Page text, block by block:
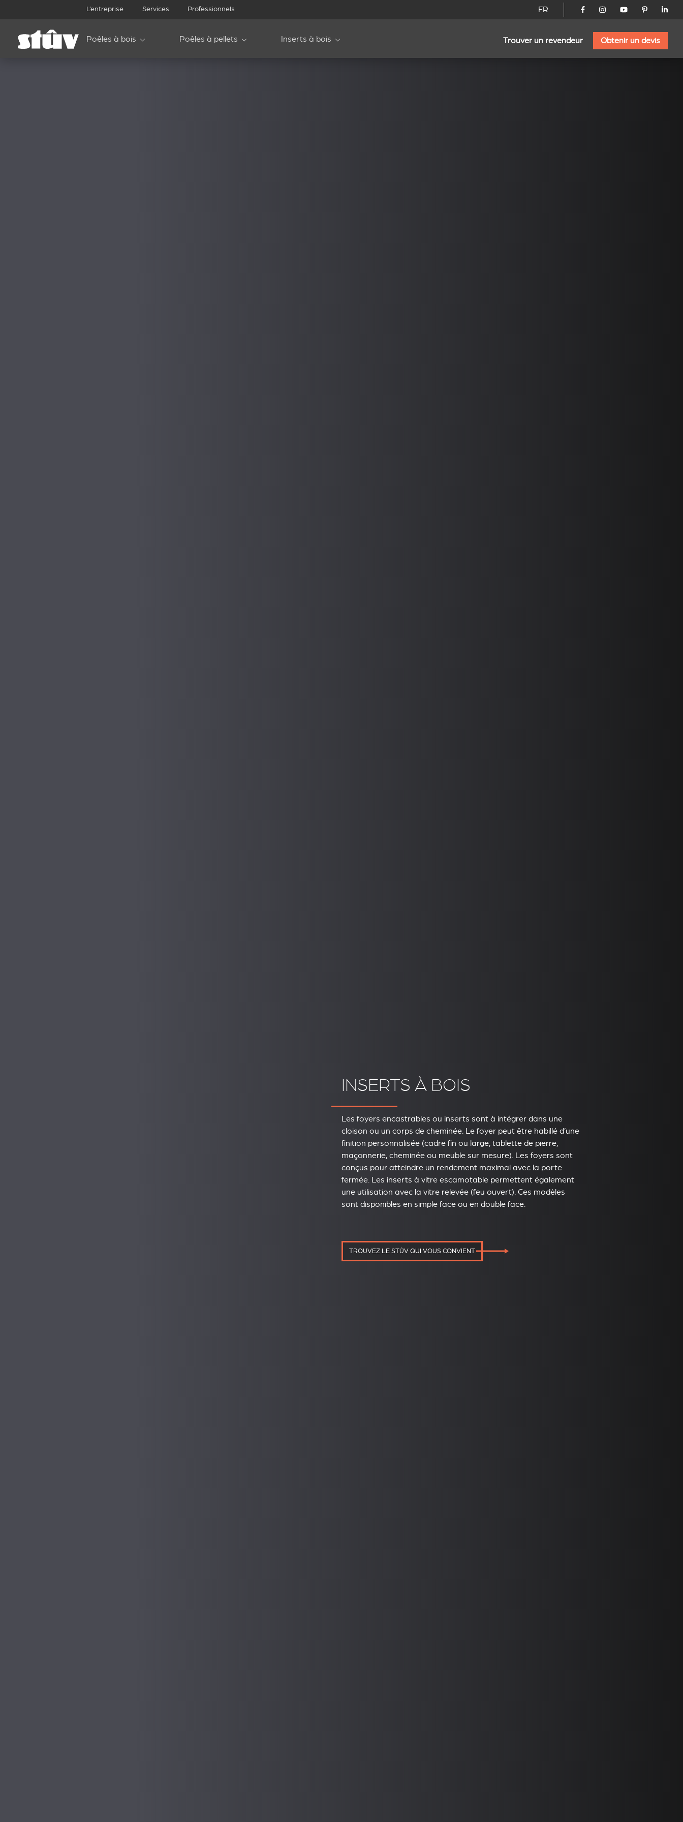
L’entreprise Services Professionnels FR
Poêles à bois Poêles à pellets Inserts à bois Trouver un revendeur Obtenir un devis
INSERTS À BOIS
Les foyers encastrables ou inserts sont à intégrer dans une
cloison ou un corps de cheminée. Le foyer peut être habillé d’une
finition personnalisée (cadre fin ou large, tablette de pierre,
maçonnerie, cheminée ou meuble sur mesure). Les foyers sont
conçus pour atteindre un rendement maximal avec la porte
fermée. Les inserts à vitre escamotable permettent également
une utilisation avec la vitre relevée (feu ouvert). Ces modèles
sont disponibles en simple face ou en double face.
TROUVEZ LE STÛV QUI VOUS CONVIENT